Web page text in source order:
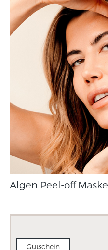
Algen Peel-off Maske
Gutschein